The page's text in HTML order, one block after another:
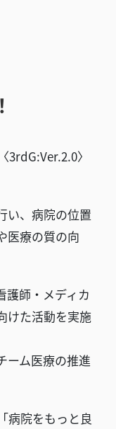
〉
い、病院の位置
医療の質の向
護師・メディカ
けた活動を実施
ーム医療の推進
病院をもっと良